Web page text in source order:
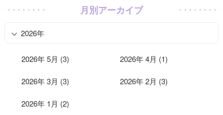
月別アーカイブ
2026年
2026年 5月 (3) 2026年 4月 (1)
2026年 3月 (3) 2026年 2月 (3)
2026年 1月 (2)